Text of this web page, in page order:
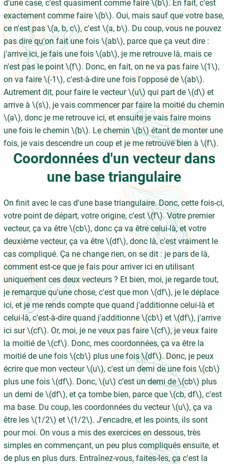
d'une case, c'est quasiment comme faire \(b\). En fait, c'est
exactement comme faire \(b\). Oui, mais sauf que votre base,
ce n'est pas \(a, b, c\), c'est \(a, b\). Du coup, vous ne pouvez
pas dire qu'on fait une fois \(ab\), parce que ça veut dire :
j'arrive ici, je fais une fois \(ab\), je me retrouve là, mais ce
n'est pas le point \(f\). Donc, en fait, on ne va pas faire \(1\),
on va faire \(-1\), c'est-à-dire une fois l'opposé de \(ab\).
Autrement dit, pour faire le vecteur \(u\) qui part de \(d\) et
arrive à \(s\), je vais commencer par faire la moitié du chemin
\(a\), donc je me retrouve ici, et ensuite je vais faire moins
une fois le chemin \(b\). Le chemin \(b\) étant de monter une
fois, je vais descendre un coup et je me retrouve bien à \(f\).
Coordonnées d'un vecteur dans
une base triangulaire
On finit avec le cas d'une base triangulaire. Donc, cette fois-ci,
votre point de départ, votre origine, c'est \(f\). Votre premier
vecteur, ça va être \(cb\), donc ça va être celui-là, et votre
deuxième vecteur, ça va être \(df\), donc là, c'est vraiment le
cas compliqué. Ça ne change rien, on se dit : je pars de là,
comment est-ce que je fais pour arriver ici en utilisant
uniquement ces deux vecteurs ? Et bien, moi, je regarde tout,
je remarque qu'une chose, c'est que mon \(df\), je le déplace
ici, et je me rends compte que quand j'additionne celui-là et
celui-là, c'est-à-dire quand j'additionne \(cb\) et \(df\), j'arrive
ici sur \(cf\). Or, moi, je ne veux pas faire \(cf\), je veux faire
la moitié de \(cf\). Donc, mes coordonnées, ça va être la
moitié de une fois \(cb\) plus une fois \(df\). Donc, je peux
écrire que mon vecteur \(u\), c'est un demi de une fois \(cb\)
plus une fois \(df\). Donc, \(u\) c'est un demi de \(cb\) plus
un demi de \(df\), et ça tombe bien, parce que \(cb, df\), c'est
ma base. Du coup, les coordonnées du vecteur \(u\), ça va
être les \(1/2\) et \(1/2\). J'encadre, et les points, ils sont
pour moi. On vous a mis des exercices en dessous, très
simples en commençant, un peu plus compliqués ensuite, et
de plus en plus durs. Entraînez-vous, faites-les, ça c'est la